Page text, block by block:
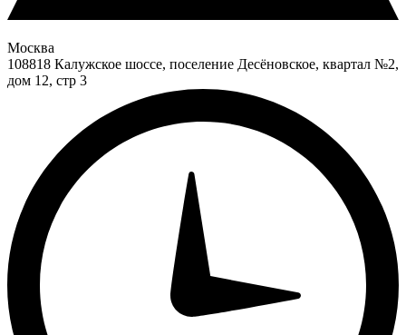
Москва
108818 Калужское шоссе, поселение Десёновское, квартал №2,
дом 12, стр 3